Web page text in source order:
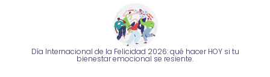
Día Internacional de la Felicidad 2026: qué hacer HOY si tu
bienestar emocional se resiente.